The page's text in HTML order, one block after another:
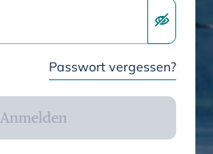
Passwort vergessen?
Anmelden